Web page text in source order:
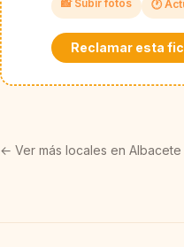
📸 Subir fotos 🕐
Reclamar esta
← Ver más locales en Albacete